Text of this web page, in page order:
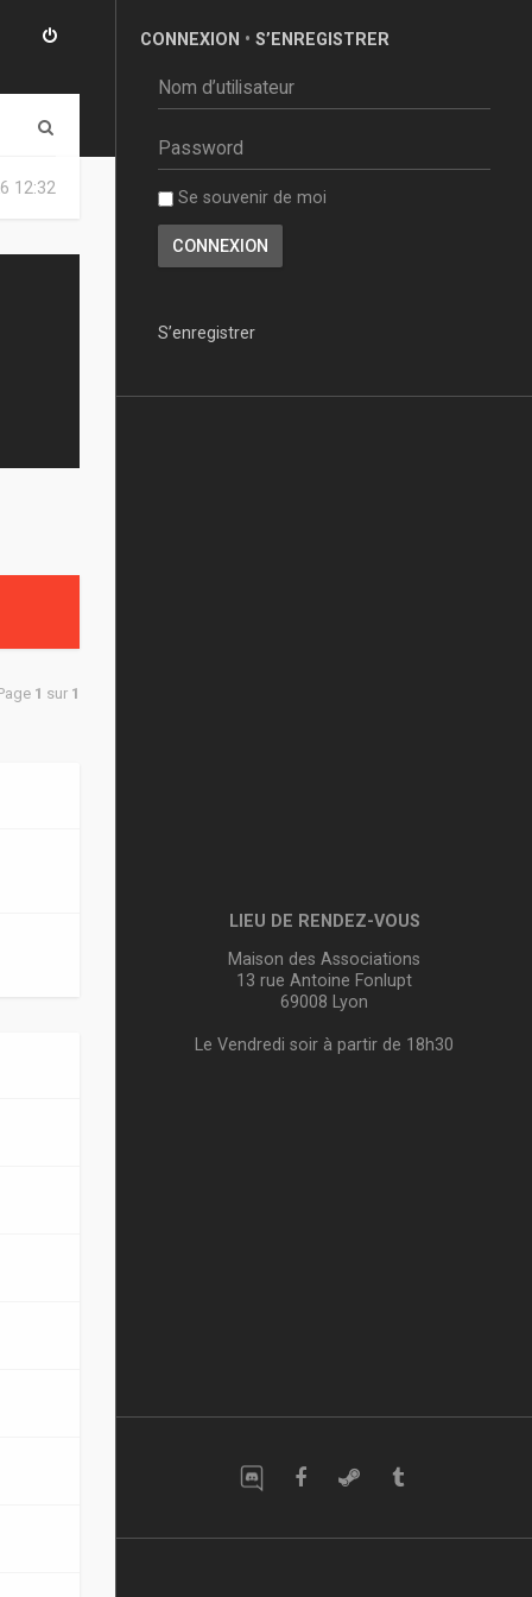
c
12:32
1 sur 1
CONNEXION • S’ENREGISTRER
Se souvenir de moi
S’enregistrer
LIEU DE RENDEZ-VOUS
Maison des Associations
13 rue Antoine Fonlupt
69008 Lyon
Le Vendredi soir à partir de 18h30